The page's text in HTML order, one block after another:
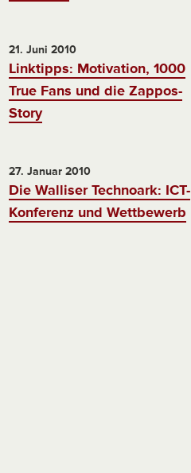
21. Juni 2010
Linktipps: Motivation, 1000
True Fans und die Zappos-
Story
27. Januar 2010
Die Walliser Technoark: ICT-
Konferenz und Wettbewerb